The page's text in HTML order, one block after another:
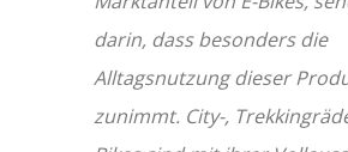
darin, dass besonders die
Alltagsnutzung dieser
zunimmt. City-,